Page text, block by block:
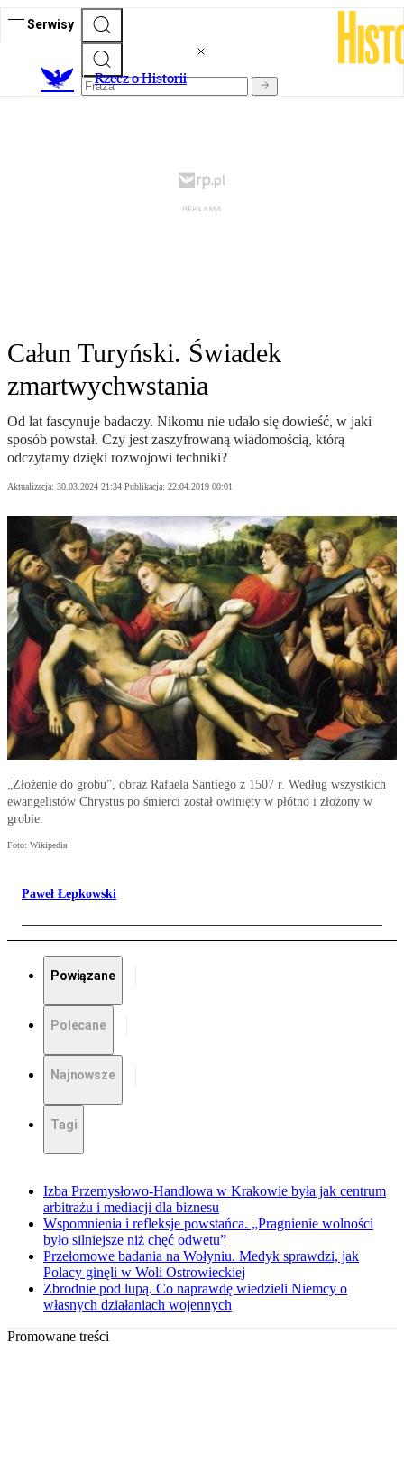
Serwisy
Rzecz o Historii
Całun Turyński. Świadek
zmartwychwstania
Od lat fascynuje badaczy. Nikomu nie udało się dowieść, w jaki
sposób powstał. Czy jest zaszyfrowaną wiadomością, którą
odczytamy dzięki rozwojowi techniki?
Aktualizacja: 30.03.2024 21:34 Publikacja: 22.04.2019 00:01
„Złożenie do grobu”, obraz Rafaela Santiego z 1507 r. Według wszystkich
ewangelistów Chrystus po śmierci został owinięty w płótno i złożony w
grobie.
Foto: Wikipedia
Paweł Łepkowski
Powiązane
Polecane
Najnowsze
Tagi
Izba Przemysłowo-Handlowa w Krakowie była jak centrum
arbitrażu i mediacji dla biznesu
Wspomnienia i refleksje powstańca. „Pragnienie wolności
było silniejsze niż chęć odwetu”
Przełomowe badania na Wołyniu. Medyk sprawdzi, jak
Polacy ginęli w Woli Ostrowieckiej
Zbrodnie pod lupą. Co naprawdę wiedzieli Niemcy o
własnych działaniach wojennych
Promowane treści